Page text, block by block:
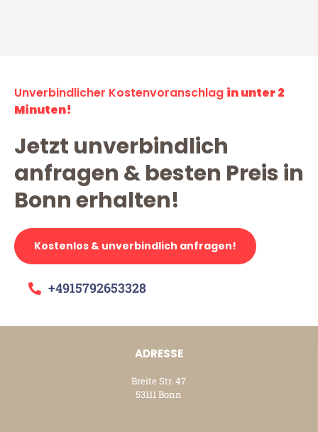
Unverbindlicher Kostenvoranschlag in unter 2
Minuten!
Jetzt unverbindlich
anfragen & besten Preis in
Bonn erhalten!
Kostenlos & unverbindlich anfragen!
+4915792653328
ADRESSE
Breite Str. 47
53111 Bonn